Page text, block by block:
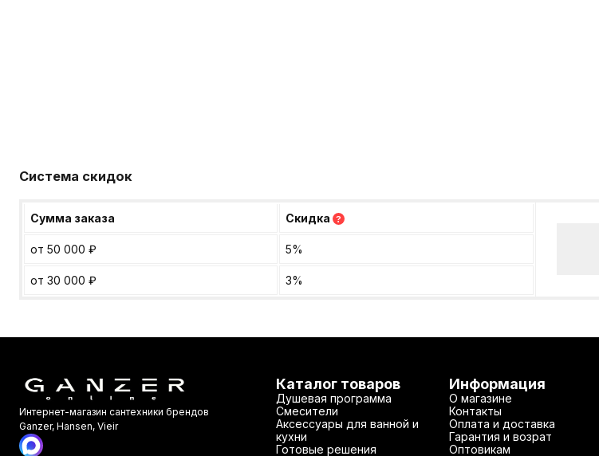
Система скидок
Сумма заказа Скидка ?
от 50 000 ₽ 5%
от 30 000 ₽ 3%
Интернет-магазин сантехники брендов
Ganzer, Hansen, Vieir
Каталог товаров
Душевая программа
Смесители
Аксессуары для ванной и
кухни
Готовые решения
Информация
О магазине
Контакты
Оплата и доставка
Гарантия и возрат
Оптовикам